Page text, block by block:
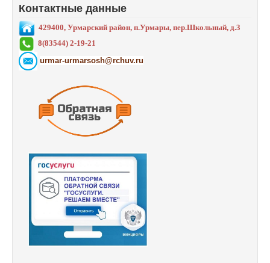
Контактные данные
429400, Урмарский район, п.Урмары, пер.Школьный, д.3
8(83544) 2-19-21
urmar-urmarsosh@rchuv.ru